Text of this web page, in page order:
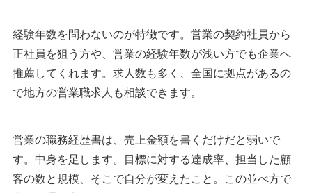
経験年数を問わないのが特徴です。営業の契約社員から
正社員を狙う方や、営業の経験年数が浅い方でも企業へ
推薦してくれます。求人数も多く、全国に拠点があるの
で地方の営業職求人も相談できます。
営業の職務経歴書は、売上金額を書くだけだと弱いで
す。中身を足します。目標に対する達成率、担当した顧
客の数と規模、そこで自分が変えたこと。この並べ方で